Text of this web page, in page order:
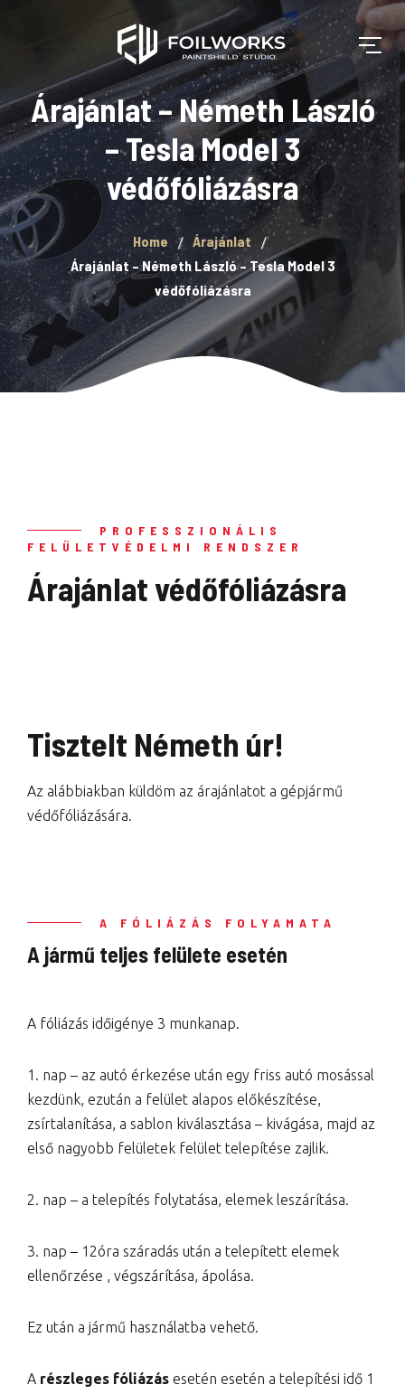
Árajánlat – Németh László
– Tesla Model 3
védőfóliázásra
Home
Árajánlat
Árajánlat – Németh László – Tesla Model 3
védőfóliázásra
PROFESSZIONÁLIS
FELÜLETVÉDELMI RENDSZER
Árajánlat védőfóliázásra
Tisztelt Németh úr!
Az alábbiakban küldöm az árajánlatot a gépjármű
védőfóliázására.
A FÓLIÁZÁS FOLYAMATA
A jármű teljes felülete esetén
A fóliázás időigénye 3 munkanap.
1. nap – az autó érkezése után egy friss autó mosással
kezdünk, ezután a felület alapos előkészítése,
zsírtalanítása, a sablon kiválasztása – kivágása, majd az
első nagyobb felületek felület telepítése zajlik.
2. nap – a telepítés folytatása, elemek leszárítása.
3. nap – 12óra száradás után a telepített elemek
ellenőrzése , végszárítása, ápolása.
Ez után a jármű használatba vehető.
A részleges fóliázás esetén esetén a telepítési idő 1